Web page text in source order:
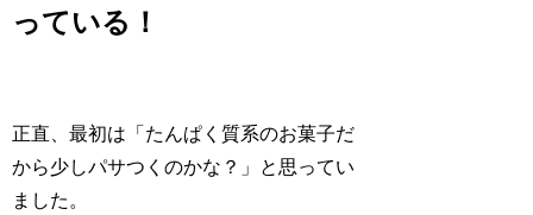
っている！
正直、最初は「たんぱく質系のお菓子だ
から少しパサつくのかな？」と思ってい
ました。